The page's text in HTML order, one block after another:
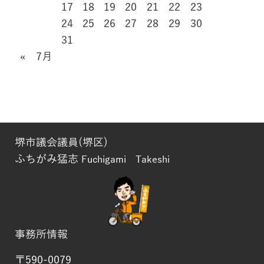
17
18 19 20 21 22
23
24
25 26 27 28 29
30
31
« 7月
堺市議会議員(堺区)
ふちがみ猛志 Fuchigami Takeshi
事務所情報
〒590-0079